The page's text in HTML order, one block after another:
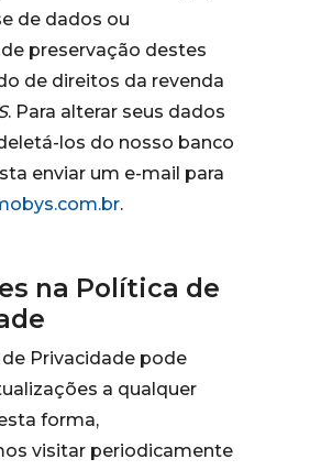
de dados ou
preservação destes
de direitos da revenda
. Para alterar seus dados
los do nosso banco
enviar um e-mail para
.
na Política de
Privacidade pode
a qualquer
forma,
visitar periodicamente